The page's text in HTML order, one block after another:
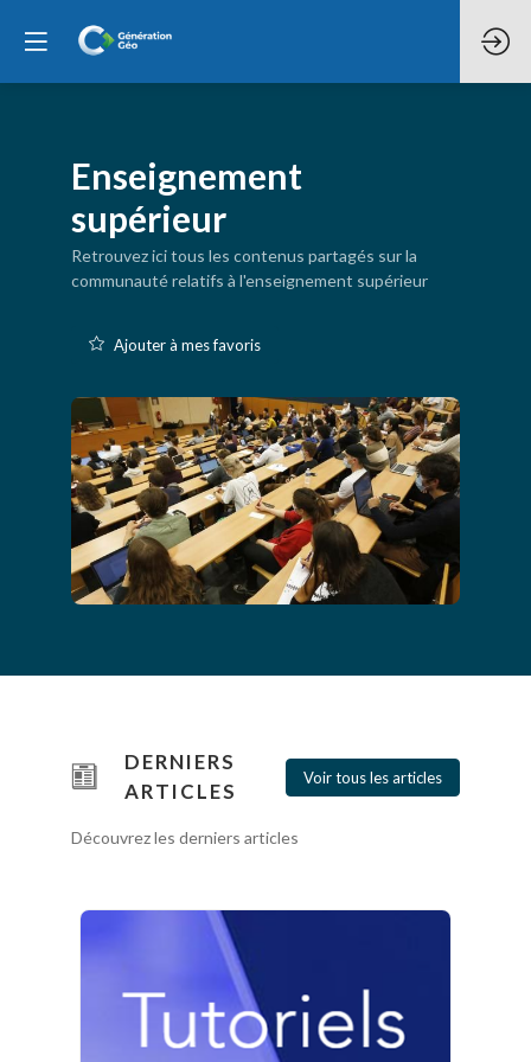
Enseignement
supérieur
Retrouvez ici tous les contenus partagés sur la
communauté relatifs à l'enseignement supérieur
Ajouter à mes favoris
DERNIERS
ARTICLES
Voir tous les articles
Découvrez les derniers articles